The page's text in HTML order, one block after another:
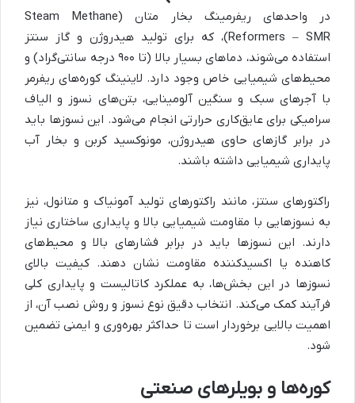
در واحدهای ریفرمینگ بخار متان (Steam Methane
Reformers – SMR)، که برای تولید هیدروژن و گاز سنتز
استفاده می‌شوند، دماهای بسیار بالا (تا ۹۰۰ درجه سانتی‌گراد) و
محیط‌های شیمیایی خاص وجود دارد. لاینینگ کوره‌های ریفرمر
با آجرهای سبک و سنگین آلومینایی، بتن‌های نسوز و الیاف
سرامیکی برای عایق‌کاری حرارتی انجام می‌شود. این نسوزها باید
در برابر گازهای حاوی هیدروژن، مونوکسید کربن و بخار آب
پایداری شیمیایی داشته باشند.
راکتورهای سنتز، مانند راکتورهای تولید آمونیاک و متانول، نیز
به نسوزهایی با مقاومت شیمیایی بالا و پایداری ساختاری نیاز
دارند. این نسوزها باید در برابر فشارهای بالا و محیط‌های
کاهنده یا اکسیدکننده مقاومت نشان دهند. کیفیت بالای
نسوزها در این بخش‌ها، به عملکرد کاتالیست و پایداری کلی
فرآیند کمک می‌کند. انتخاب دقیق نوع نسوز و روش نصب آن، از
اهمیت بالایی برخوردار است تا حداکثر بهره‌وری و ایمنی تضمین
شود.
کوره‌ها و بویلرهای صنعتی